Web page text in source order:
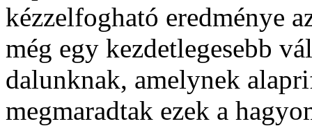
kézzelfogható eredménye
még egy kezdetlegesebb
dalunknak, amelynek
megmaradtak ezek a